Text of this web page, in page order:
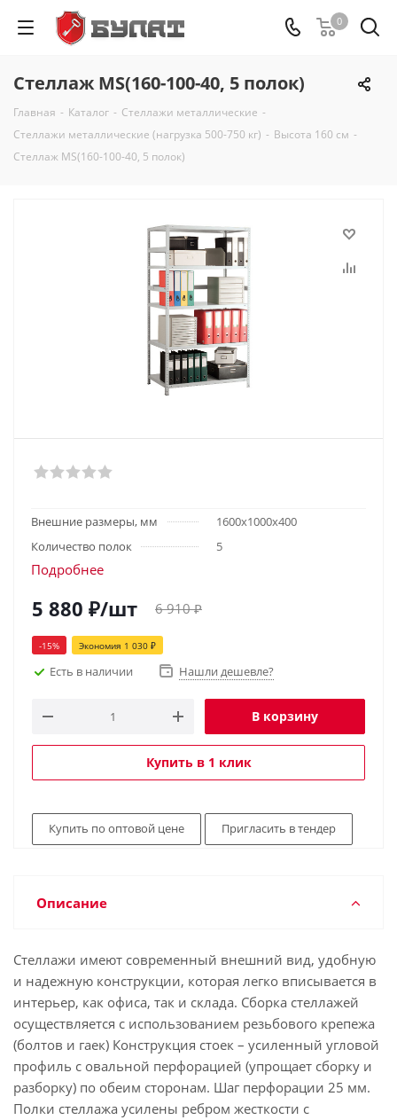
0
Стеллаж MS(160-100-40, 5 полок)
Главная - Каталог - Стеллажи металлические -
Стеллажи металлические (нагрузка 500-750 кг) - Высота 160 см -
Стеллаж MS(160-100-40, 5 полок)
Внешние размеры, мм
1600х1000х400
Количество полок
5
Подробнее
5 880 ₽/шт 6 910₽
-15% Экономия 1 030 ₽
Есть в наличии Нашли дешевле?
В корзину
Купить в 1 клик
Купить по оптовой цене Пригласить в тендер
Описание
Стеллажи имеют современный внешний вид, удобную
и надежную конструкции, которая легко вписывается в
интерьер, как офиса, так и склада. Сборка стеллажей
осуществляется с использованием резьбового крепежа
(болтов и гаек) Конструкция стоек – усиленный угловой
профиль с овальной перфорацией (упрощает сборку и
разборку) по обеим сторонам. Шаг перфорации 25 мм.
Полки стеллажа усилены ребром жесткости с